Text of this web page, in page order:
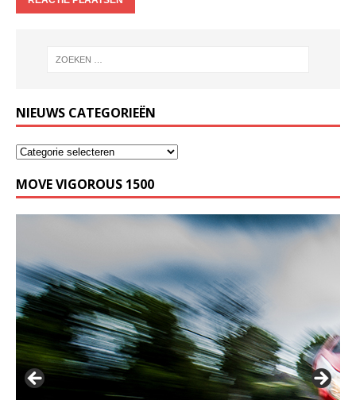
NIEUWS CATEGORIEËN
MOVE VIGOROUS 1500